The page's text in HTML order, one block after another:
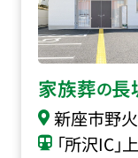
家族葬の長
新座市野
「所沢IC